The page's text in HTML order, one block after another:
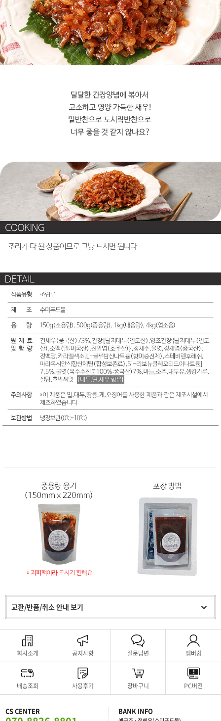
교환/반품/취소 안내 보기
회사소개 공지사항 질문답변 멤버쉽
배송조회 사용후기 장바구니 PC버전
CS CENTER BANK INFO